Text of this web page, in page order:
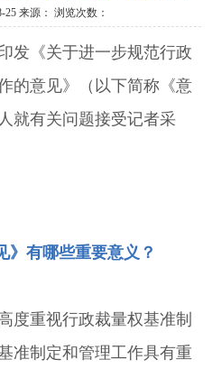
25 来源： 浏览次数：
发《关于进一步规范行政
的意见》（以下简称《意
就有关问题接受记者采
》有哪些重要意义？
度重视行政裁量权基准制
准制定和管理工作具有重